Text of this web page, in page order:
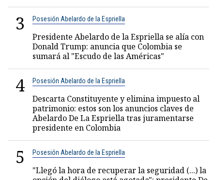
3 Posesión Abelardo de la Espriella
Presidente Abelardo de la Espriella se alía con
Donald Trump: anuncia que Colombia se
sumará al "Escudo de las Américas"
4 Posesión Abelardo de la Espriella
Descarta Constituyente y elimina impuesto al
patrimonio: estos son los anuncios claves de
Abelardo De La Espriella tras juramentarse
presidente en Colombia
5 Posesión Abelardo de la Espriella
"Llegó la hora de recuperar la seguridad (...) la